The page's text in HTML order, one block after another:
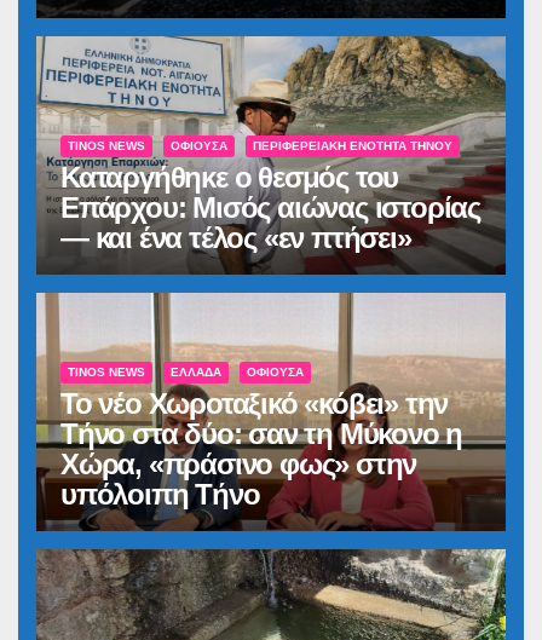
TINOS NEWS ΟΦΙΟΎΣΑ ΠΕΡΙΦΕΡΕΙΑΚΉ ΕΝΌΤΗΤΑ ΤΉΝΟΥ
Καταργήθηκε ο θεσμός του
Επάρχου: Μισός αιώνας ιστορίας
— και ένα τέλος «εν πτήσει»
TINOS NEWS ΕΛΛΆΔΑ ΟΦΙΟΎΣΑ
Το νέο Χωροταξικό «κόβει» την
Τήνο στα δύο: σαν τη Μύκονο η
Χώρα, «πράσινο φως» στην
υπόλοιπη Τήνο